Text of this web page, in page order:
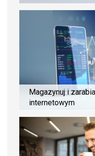
Magazynuj i
internetowym